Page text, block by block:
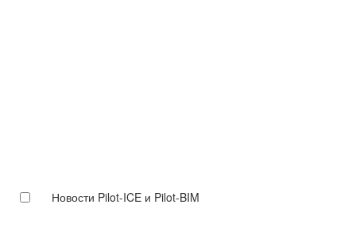
Новости Pilot-ICE и Pilot-BIM